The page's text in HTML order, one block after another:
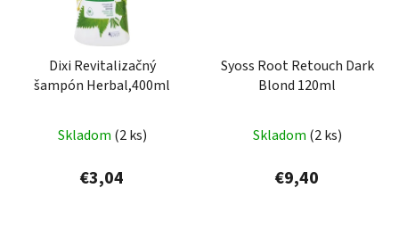
Dixi Revitalizačný
šampón Herbal,400ml
Skladom (2 ks)
€3,04
Syoss Root Retouch Dark
Blond 120ml
Skladom (2 ks)
€9,40